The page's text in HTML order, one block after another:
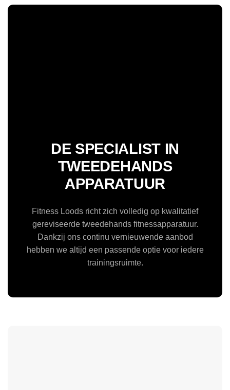
DE SPECIALIST IN
TWEEDEHANDS
APPARATUUR
Fitness Loods richt zich volledig op kwalitatief
gereviseerde tweedehands fitnessapparatuur.
Dankzij ons continu vernieuwende aanbod
hebben we altijd een passende optie voor iedere
trainingsruimte.